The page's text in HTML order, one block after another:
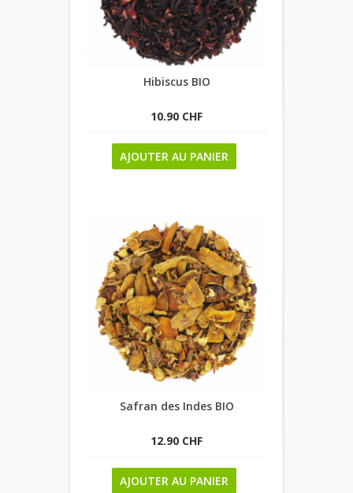
Hibiscus BIO
10.90 CHF
AJOUTER AU PANIER
Safran des Indes BIO
12.90 CHF
AJOUTER AU PANIER